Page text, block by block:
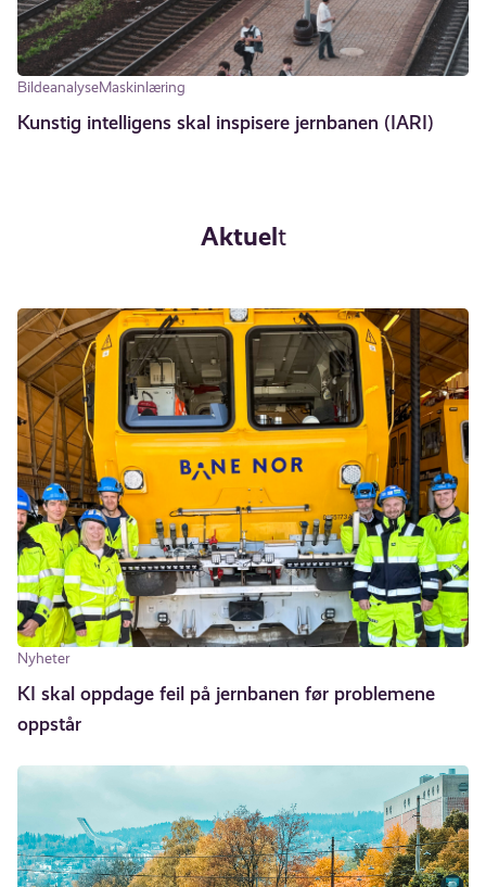
BildeanalyseMaskinlæring
Kunstig intelligens skal inspisere jernbanen (IARI)
Aktuelt
Nyheter
KI skal oppdage feil på jernbanen før problemene
oppstår